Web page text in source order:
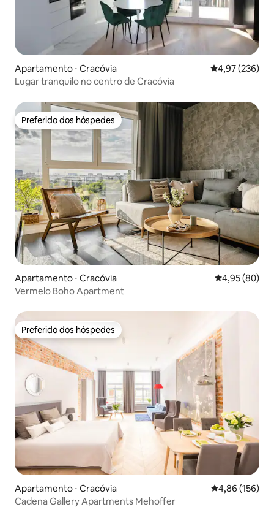
Apartamento ⋅ Cracóvia 4,97 de uma
4,97 (236)
Lugar tranquilo no centro de Cracóvia
Preferido dos hóspedes
Preferido dos hóspedes
Apartamento ⋅ Cracóvia 4,95 de uma
4,95 (80)
Vermelo Boho Apartment
Preferido dos hóspedes
Preferido dos hóspedes
Apartamento ⋅ Cracóvia 4,86 de uma
4,86 (156)
Cadena Gallery Apartments Mehoffer